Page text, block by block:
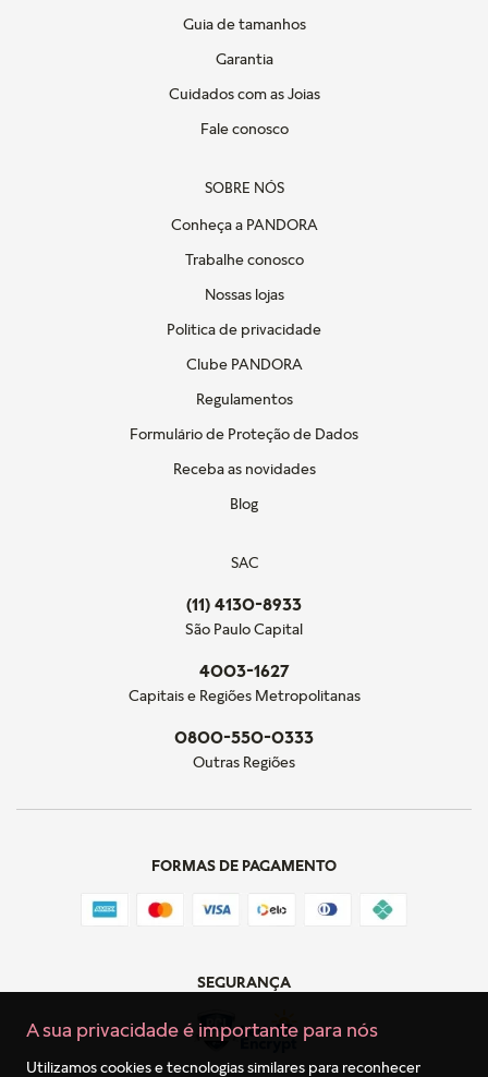
A sua privacidade é importante para nós
Utilizamos cookies e tecnologias similares para reconhecer
Guia de tamanhos
Garantia
Cuidados com as Joias
Fale conosco
SOBRE NÓS
Conheça a PANDORA
Trabalhe conosco
Nossas lojas
Politica de privacidade
Clube PANDORA
Regulamentos
Formulário de Proteção de Dados
Receba as novidades
Blog
SAC
(11) 4130-8933
São Paulo Capital
4003-1627
Capitais e Regiões Metropolitanas
0800-550-0333
Outras Regiões
FORMAS DE PAGAMENTO
SEGURANÇA